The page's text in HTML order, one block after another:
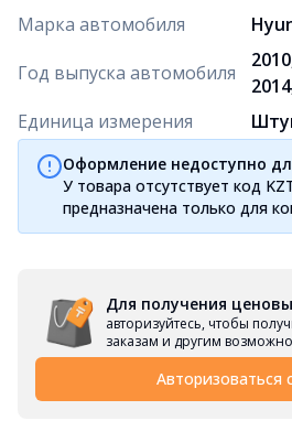
Марка автомобиля
Год выпуска автомобиля
Единица измерения
Оформление недоступно
У товара отсутствует код
предназначена только для
Для получения
авторизуйтесь, чтобы
заказам и другим
Авторизоваться